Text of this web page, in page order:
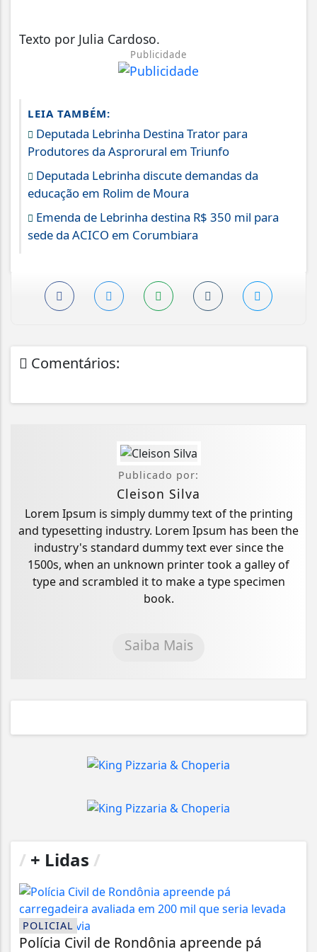
Texto por Julia Cardoso.
Publicidade
LEIA TAMBÉM:
Deputada Lebrinha Destina Trator para
Produtores da Asprorural em Triunfo
Deputada Lebrinha discute demandas da
educação em Rolim de Moura
Emenda de Lebrinha destina R$ 350 mil para
sede da ACICO em Corumbiara
Comentários:
Publicado por:
Cleison Silva
Lorem Ipsum is simply dummy text of the printing
and typesetting industry. Lorem Ipsum has been the
industry's standard dummy text ever since the
1500s, when an unknown printer took a galley of
type and scrambled it to make a type specimen
book.
Saiba Mais
/ + Lidas /
POLICIAL
Polícia Civil de Rondônia apreende pá